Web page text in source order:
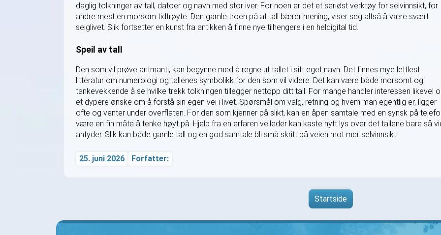
daglig tolkninger av tall, datoer og navn med stor iver. For noen er det et seriøst verktøy for selvinnsikt, for
andre mest en morsom tidtrøyte. Den gamle troen på at tall bærer mening, viser seg altså å være svært
seiglivet. Slik fortsetter en kunst fra antikken å finne nye tilhengere i en heldigital tid.
Speil av tall
Den som vil prøve aritmanti, kan begynne med å regne ut tallet i sitt eget navn. Det finnes mye lettlest
litteratur om numerologi og tallenes symbolikk for den som vil videre. Det kan være både morsomt og
tankevekkende å se hvilke trekk tolkningen tillegger nettopp ditt tall. For mange handler interessen likevel
et dypere ønske om å forstå sin egen vei i livet. Spørsmål om valg, retning og hvem man egentlig er, ligger
ofte og venter under overflaten. For den som kjenner på slikt, kan en åpen samtale med en synsk på
være en fin måte å tenke høyt på. Hjelp fra en erfaren veileder kan kaste nytt lys over det tallene bare så
antyder. Slik kan både gamle tall og en god samtale bli små skritt på veien mot mer selvinnsikt.
25. juni 2026 Forfatter:
Startside